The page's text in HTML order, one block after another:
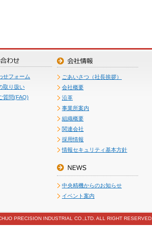
せフォーム
取り扱い
質問(FAQ)
ごあいさつ（社長挨拶）
会社概要
沿革
事業所案内
組織概要
関連会社
採用情報
情報セキュリティ基本方針
中央精機からのお知らせ
イベント案内
PRECISION INDUSTRIAL CO.,LTD. ALL RIGHT RESERVED.